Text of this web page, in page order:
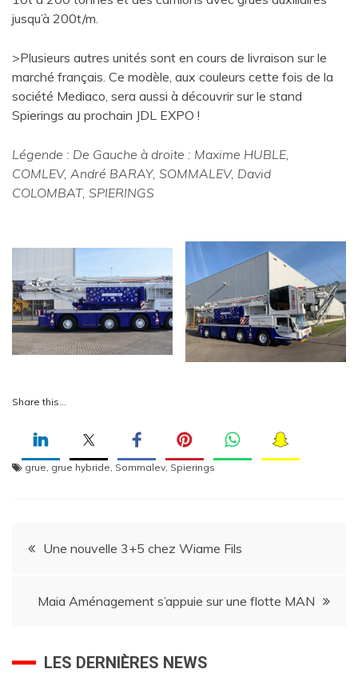
jusqu’à 200t/m.
>Plusieurs autres unités sont en cours de livraison sur le
marché français. Ce modèle, aux couleurs cette fois de la
société Mediaco, sera aussi à découvrir sur le stand
Spierings au prochain JDL EXPO !
Légende : De Gauche à droite : Maxime HUBLE,
COMLEV, André BARAY, SOMMALEV, David
COLOMBAT, SPIERINGS
Share this…
grue grue hybride Sommalev Spierings
Navigation
Une nouvelle 3+5 chez Wiame Fils
Maia Aménagement s’appuie sur une flotte MAN
LES DERNIÈRES NEWS